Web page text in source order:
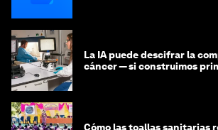
La IA puede descifrar la
cáncer — si construimos
Cómo las toallas sanitarias